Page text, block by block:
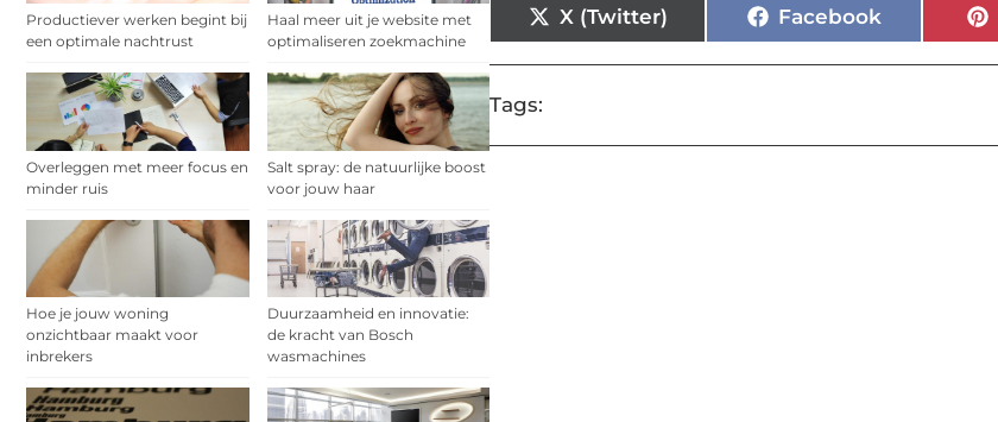
Productiever werken begint bij
een optimale nachtrust
Haal meer uit je website met
optimaliseren zoekmachine
Overleggen met meer focus en
minder ruis
Salt spray: de natuurlijke boost
voor jouw haar
Hoe je jouw woning
onzichtbaar maakt voor
inbrekers
Duurzaamheid en innovatie:
de kracht van Bosch
wasmachines
X (Twitter) Facebook
Tags: